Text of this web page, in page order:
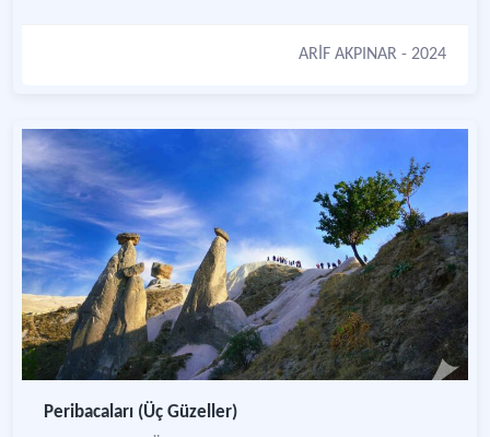
ARİF AKPINAR - 2024
Peribacaları (Üç Güzeller)